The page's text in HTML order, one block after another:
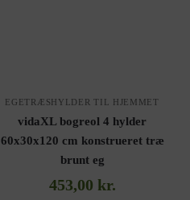
EGETRÆSHYLDER TIL HJEMMET
vidaXL bogreol 4 hylder
60x30x120 cm konstrueret træ
brunt eg
453,00 kr.